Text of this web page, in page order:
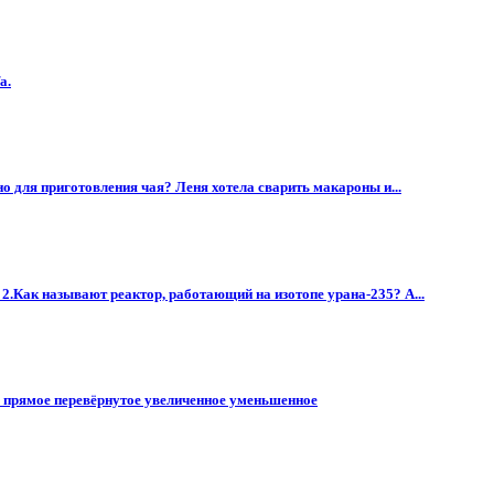
для приготовления чая? Леня хотела сварить макароны и...
называют реактор, работающий на изотопе урана-235? А...
перевёрнутое увеличенное уменьшенное